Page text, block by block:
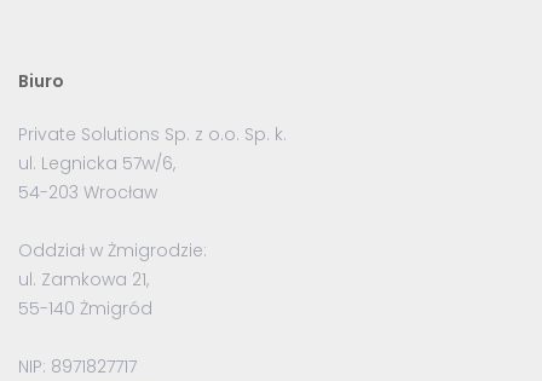
Biuro
Private Solutions Sp. z o.o. Sp. k.
ul. Legnicka 57w/6,
54-203 Wrocław
Oddział w Żmigrodzie:
ul. Zamkowa 21,
55-140 Żmigród
NIP: 8971827717